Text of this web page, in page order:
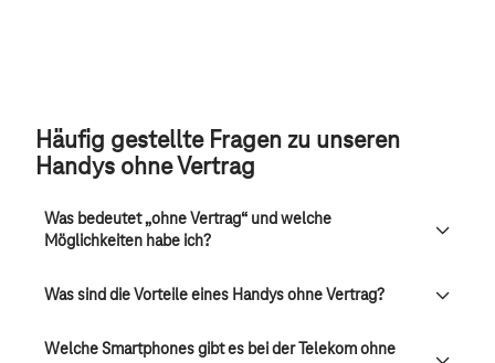
Häufig gestellte Fragen zu unseren
Handys ohne Vertrag
Was bedeutet „ohne Vertrag“ und welche
Möglichkeiten habe ich?
Was sind die Vorteile eines Handys ohne Vertrag?
Welche Smartphones gibt es bei der Telekom ohne